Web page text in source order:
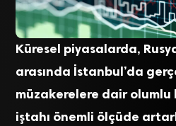
Küresel piyasalarda,
arasında İstanbul’da
müzakerelere dair olumlu
iştahı önemli ölçüde